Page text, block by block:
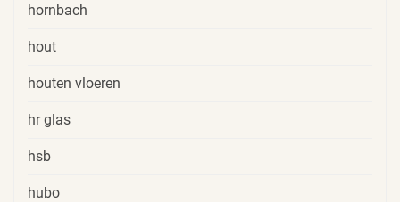
hornbach
hout
houten vloeren
hr glas
hsb
hubo